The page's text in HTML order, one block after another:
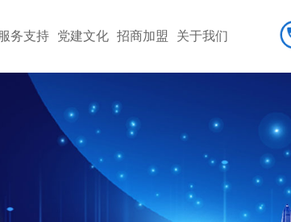
服务支持 党建文化 招商加盟 关于我们